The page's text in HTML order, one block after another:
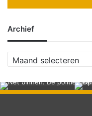
Archief
r
h